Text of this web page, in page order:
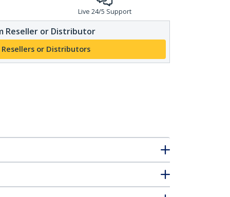
Live 24/5 Support
Reseller or Distributor
Resellers or Distributors